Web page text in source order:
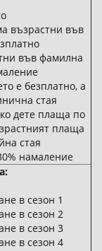
възрастни във
във фамилна
е безплатно, а
стая
дете плаща по
плаща
стая
намаление
в сезон 1
в сезон 2
в сезон 3
в сезон 4